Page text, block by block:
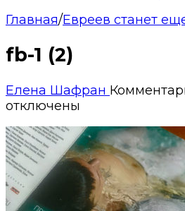
Главная/Евреев станет
fb-1 (2)
Елена Шафран
отключены